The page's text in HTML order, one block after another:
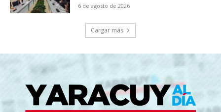
6 de agosto de 2026
Cargar más